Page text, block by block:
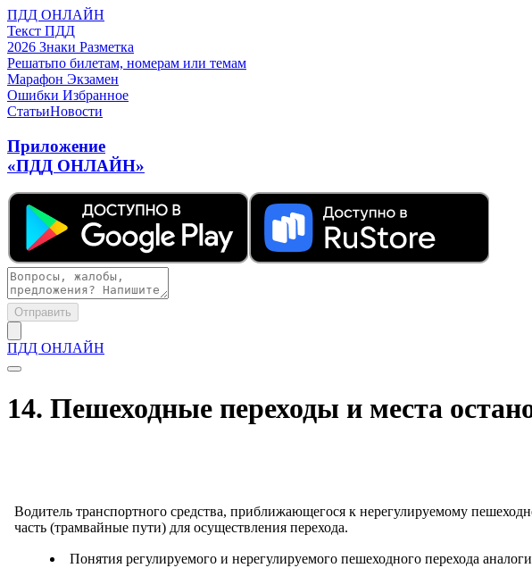
ПДД ОНЛАЙН
Текст ПДД
2026 Знаки Разметка
Решатьпо билетам, номерам или темам
Марафон Экзамен
Ошибки Избранное
СтатьиНовости
Приложение
«ПДД ОНЛАЙН»
Отправить
ПДД ОНЛАЙН
14. Пешеходные переходы и места
Водитель транспортного средства, приближающегося к нерегулируемому
часть (трамвайные пути) для осуществления перехода.
Понятия регулируемого и нерегулируемого пешеходного перехода